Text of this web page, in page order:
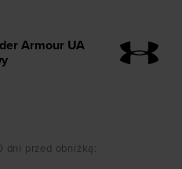
Armour UA
dni przed obniżką: